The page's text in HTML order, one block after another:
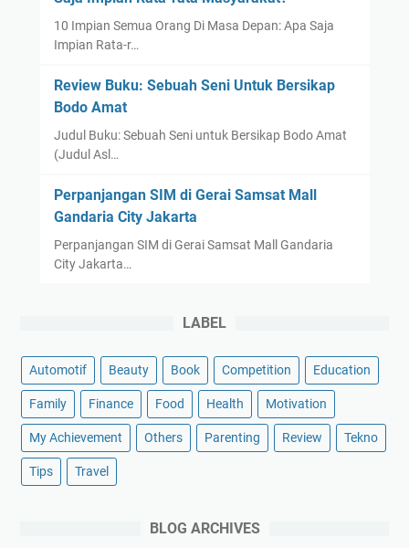
10 Impian Semua Orang Di Masa Depan: Apa Saja
Impian Rata-r…
Review Buku: Sebuah Seni Untuk Bersikap
Bodo Amat
Judul Buku: Sebuah Seni untuk Bersikap Bodo Amat
(Judul Asl…
Perpanjangan SIM di Gerai Samsat Mall
Gandaria City Jakarta
Perpanjangan SIM di Gerai Samsat Mall Gandaria
City Jakarta…
LABEL
Automotif Beauty Book Competition Education
Family Finance Food Health Motivation
My Achievement Others Parenting Review Tekno
Tips Travel
BLOG ARCHIVES